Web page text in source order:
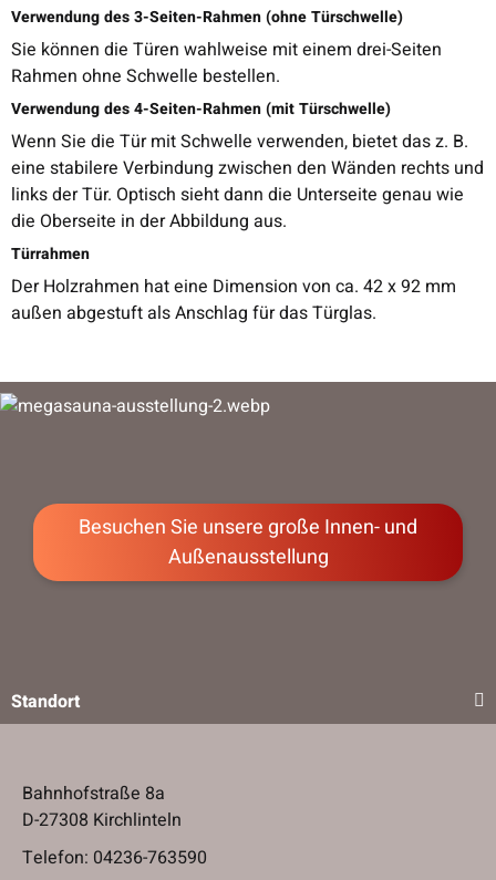
Verwendung des 3-Seiten-Rahmen (ohne Türschwelle)
Sie können die Türen wahlweise mit einem drei-Seiten
Rahmen ohne Schwelle bestellen.
Verwendung des 4-Seiten-Rahmen (mit Türschwelle)
Wenn Sie die Tür mit Schwelle verwenden, bietet das z. B.
eine stabilere Verbindung zwischen den Wänden rechts und
links der Tür. Optisch sieht dann die Unterseite genau wie
die Oberseite in der Abbildung aus.
Türrahmen
Der Holzrahmen hat eine Dimension von ca. 42 x 92 mm
außen abgestuft als Anschlag für das Türglas.
Besuchen Sie unsere große Innen- und
Außenausstellung
Standort
Bahnhofstraße 8a
D-27308 Kirchlinteln
Telefon: 04236-763590